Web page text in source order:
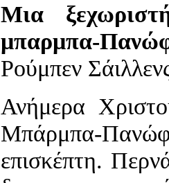
Μια
μπαρμπα-
Ρούμπεν
Ανήμερα
Μπάρμπα-
επισκέπτη.